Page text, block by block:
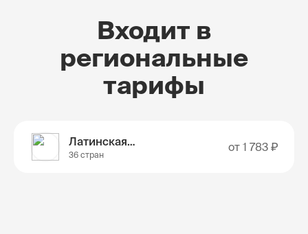
Входит в
региональные
тарифы
Латинская Америка
36 стран
от 1 783 ₽